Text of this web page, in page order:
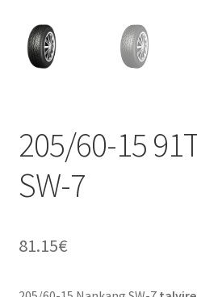
205/60-15
SW-7
81.15€